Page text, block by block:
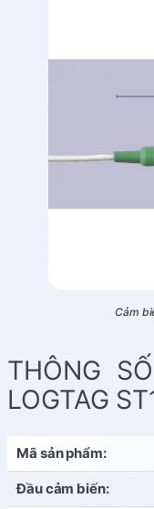
Cảm
THÔNG
LOGTAG
Mã sản phẩm:
Đầu cảm biến: